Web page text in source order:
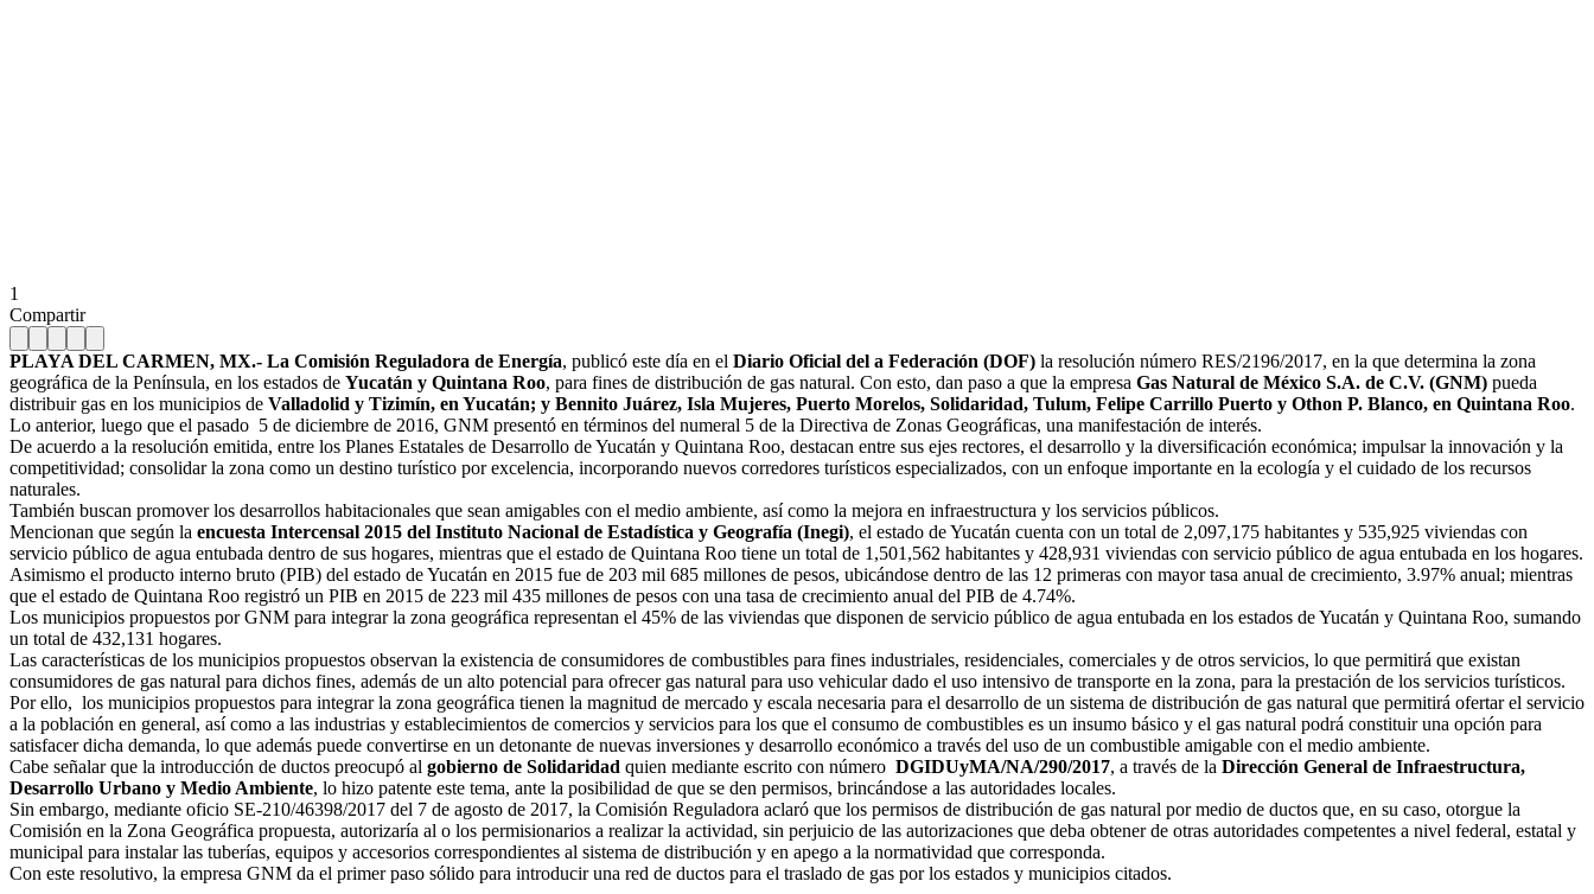
1
Compartir
PLAYA DEL CARMEN, MX.- La Comisión Reguladora de Energía, publicó este día en el Diario Oficial del a Federación (DOF) la resolución número RES/2196/2017, en la que determina la zona
geográfica de la Península, en los estados de Yucatán y Quintana Roo, para fines de distribución de gas natural. Con esto, dan paso a que la empresa Gas Natural de México S.A. de C.V. (GNM) pueda
distribuir gas en los municipios de Valladolid y Tizimín, en Yucatán; y Bennito Juárez, Isla Mujeres, Puerto Morelos, Solidaridad, Tulum, Felipe Carrillo Puerto y Othon P. Blanco, en Quintana Roo.
Lo anterior, luego que el pasado 5 de diciembre de 2016, GNM presentó en términos del numeral 5 de la Directiva de Zonas Geográficas, una manifestación de interés.
De acuerdo a la resolución emitida, entre los Planes Estatales de Desarrollo de Yucatán y Quintana Roo, destacan entre sus ejes rectores, el desarrollo y la diversificación económica; impulsar la innovación y la
competitividad; consolidar la zona como un destino turístico por excelencia, incorporando nuevos corredores turísticos especializados, con un enfoque importante en la ecología y el cuidado de los recursos
naturales.
También buscan promover los desarrollos habitacionales que sean amigables con el medio ambiente, así como la mejora en infraestructura y los servicios públicos.
Mencionan que según la encuesta Intercensal 2015 del Instituto Nacional de Estadística y Geografía (Inegi), el estado de Yucatán cuenta con un total de 2,097,175 habitantes y 535,925 viviendas con
servicio público de agua entubada dentro de sus hogares, mientras que el estado de Quintana Roo tiene un total de 1,501,562 habitantes y 428,931 viviendas con servicio público de agua entubada en los hogares.
Asimismo el producto interno bruto (PIB) del estado de Yucatán en 2015 fue de 203 mil 685 millones de pesos, ubicándose dentro de las 12 primeras con mayor tasa anual de crecimiento, 3.97% anual; mientras
que el estado de Quintana Roo registró un PIB en 2015 de 223 mil 435 millones de pesos con una tasa de crecimiento anual del PIB de 4.74%.
Los municipios propuestos por GNM para integrar la zona geográfica representan el 45% de las viviendas que disponen de servicio público de agua entubada en los estados de Yucatán y Quintana Roo, sumando
un total de 432,131 hogares.
Las características de los municipios propuestos observan la existencia de consumidores de combustibles para fines industriales, residenciales, comerciales y de otros servicios, lo que permitirá que existan
consumidores de gas natural para dichos fines, además de un alto potencial para ofrecer gas natural para uso vehicular dado el uso intensivo de transporte en la zona, para la prestación de los servicios turísticos.
Por ello, los municipios propuestos para integrar la zona geográfica tienen la magnitud de mercado y escala necesaria para el desarrollo de un sistema de distribución de gas natural que permitirá ofertar el servicio
a la población en general, así como a las industrias y establecimientos de comercios y servicios para los que el consumo de combustibles es un insumo básico y el gas natural podrá constituir una opción para
satisfacer dicha demanda, lo que además puede convertirse en un detonante de nuevas inversiones y desarrollo económico a través del uso de un combustible amigable con el medio ambiente.
Cabe señalar que la introducción de ductos preocupó al gobierno de Solidaridad quien mediante escrito con número DGIDUyMA/NA/290/2017, a través de la Dirección General de Infraestructura,
Desarrollo Urbano y Medio Ambiente, lo hizo patente este tema, ante la posibilidad de que se den permisos, brincándose a las autoridades locales.
Sin embargo, mediante oficio SE-210/46398/2017 del 7 de agosto de 2017, la Comisión Reguladora aclaró que los permisos de distribución de gas natural por medio de ductos que, en su caso, otorgue la
Comisión en la Zona Geográfica propuesta, autorizaría al o los permisionarios a realizar la actividad, sin perjuicio de las autorizaciones que deba obtener de otras autoridades competentes a nivel federal, estatal y
municipal para instalar las tuberías, equipos y accesorios correspondientes al sistema de distribución y en apego a la normatividad que corresponda.
Con este resolutivo, la empresa GNM da el primer paso sólido para introducir una red de ductos para el traslado de gas por los estados y municipios citados.